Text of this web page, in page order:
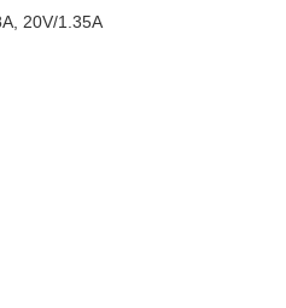
20V/1.35A